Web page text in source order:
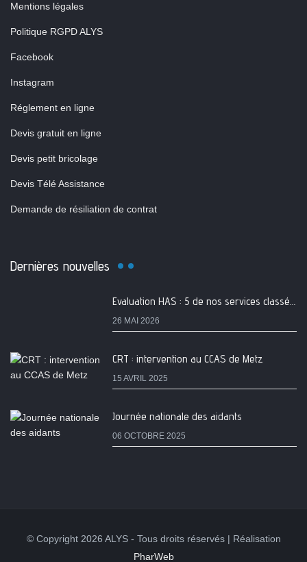
Mentions légales
Politique RGPD ALYS
Facebook
Instagram
Réglement en ligne
Devis gratuit en ligne
Devis petit bricolage
Devis Télé Assistance
Demande de résiliation de contrat
Dernières nouvelles
Evaluation HAS : 5 de nos services classés A
26 MAI 2026
CRT : intervention au CCAS de Metz
15 AVRIL 2025
Journée nationale des aidants
06 OCTOBRE 2025
© Copyright 2026 ALYS - Tous droits réservés | Réalisation
PharWeb